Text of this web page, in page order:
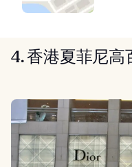
4. 香港夏菲尼高